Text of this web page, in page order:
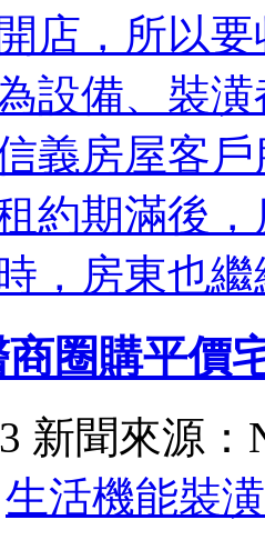
店，所以
設備、裝
義房屋客
約期滿後
，房東也
商圈購平價
新聞來源：
生活機能裝潢